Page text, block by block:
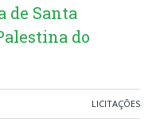
de Santa
do
LICITAÇÕES